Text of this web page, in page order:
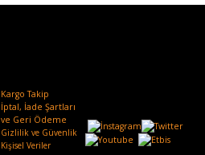
Kargo Takip
İptal, İade Şartları
ve Geri Ödeme
Gizlilik ve Güvenlik
Kişisel Veriler